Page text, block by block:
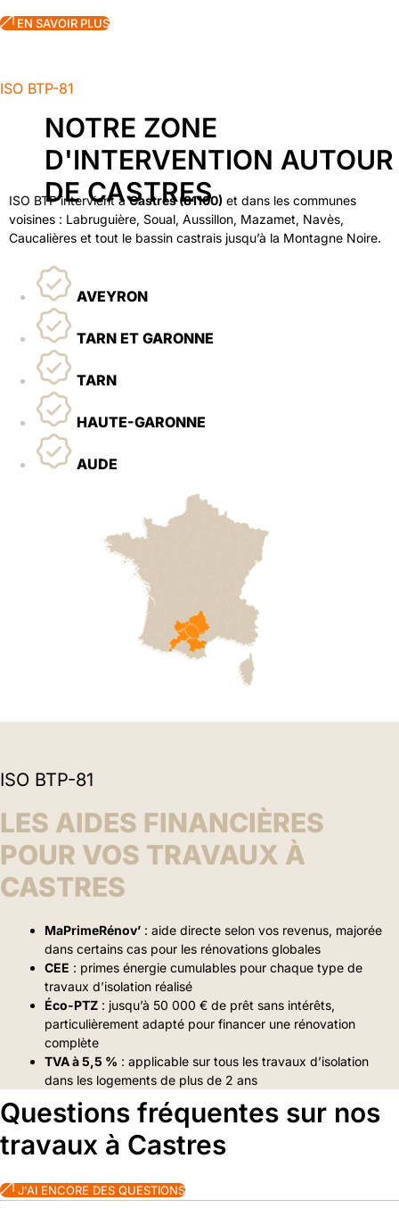
EN SAVOIR PLUS
ISO BTP-81
NOTRE ZONE
D'INTERVENTION AUTOUR
DE CASTRES
ISO BTP intervient àCastres (81100) et dans les communes
voisines : Labruguière, Soual, Aussillon, Mazamet, Navès,
Caucalières et tout le bassin castrais jusqu’à la Montagne Noire.
AVEYRON
TARN ET GARONNE
TARN
HAUTE-GARONNE
AUDE
ISO BTP-81
LES AIDES FINANCIÈRES
POUR VOS TRAVAUX À
CASTRES
MaPrimeRénov’ : aide directe selon vos revenus, majorée
dans certains cas pour les rénovations globales
CEE : primes énergie cumulables pour chaque type de
travaux d’isolation réalisé
Éco-PTZ : jusqu’à 50 000 € de prêt sans intérêts,
particulièrement adapté pour financer une rénovation
complète
TVA à 5,5 % : applicable sur tous les travaux d’isolation
dans les logements de plus de 2 ans
Questions fréquentes sur nos
travaux à Castres
J'AI ENCORE DES QUESTIONS